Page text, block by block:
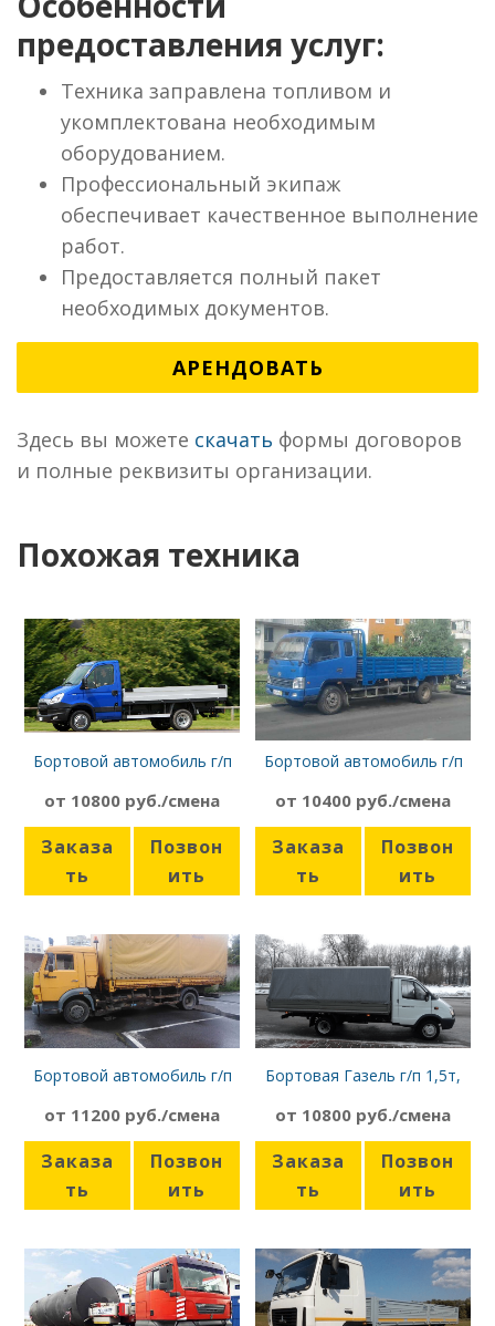
предоставления услуг:
Техника заправлена топливом и
укомплектована необходимым
оборудованием.
Профессиональный экипаж
обеспечивает качественное выполнение
работ.
Предоставляется полный пакет
необходимых документов.
АРЕНДОВАТЬ
Здесь вы можете скачать формы договоров
и полные реквизиты организации.
Похожая техника
Бортовой автомобиль г/п
от 10800 руб./смена
Заказа
ть
Позвон
ить
Бортовой автомобиль г/п
от 10400 руб./смена
Заказа
ть
Позвон
ить
Бортовой автомобиль г/п
от 11200 руб./смена
Заказа
ть
Позвон
ить
Бортовая Газель г/п 1,5т,
от 10800 руб./смена
Заказа
ть
Позвон
ить